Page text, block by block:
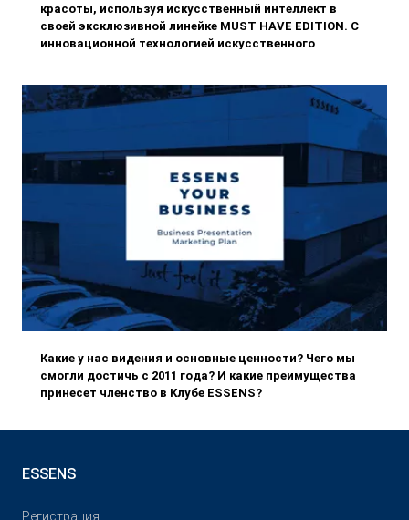
красоты, используя искусственный интеллект в
своей эксклюзивной линейке MUST HAVE EDITION. С
инновационной технологией искусственного
косметики.
Какие у нас видения и основные ценности? Чего мы
смогли достичь с 2011 года? И какие преимущества
принесет членство в Клубе ESSENS?
ESSENS
Pегистрация